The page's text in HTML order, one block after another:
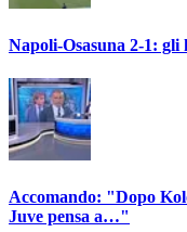
Napoli-Osasuna 2-1:
Accomando: "Dopo
Juve pensa a…"